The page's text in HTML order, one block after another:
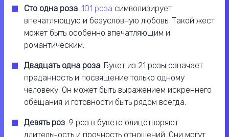
Сто одна роза 101 роза символизирует
впечатляющую и безусловную любовь. Такой жест
может быть особенно впечатляющим и
романтическим.
Двадцать одна роза . Букет из 21 розы означает
преданность и посвящение только одному
человеку. Он может быть выражением искреннего
обещания и готовности быть рядом всегда.
Девять роз . 9 роз в букете олицетворяют
длительность и прочность отношений. Они могут